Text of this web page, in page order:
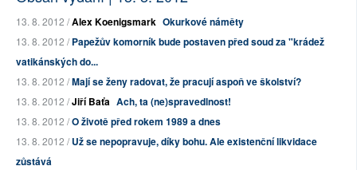
13. 8. 2012 /Alex Koenigsmark Okurkové náměty
13. 8. 2012 /Papežův komorník bude postaven před soud za "krádež
vatikánských do...
13. 8. 2012 /Mají se ženy radovat, že pracují aspoň ve školství?
13. 8. 2012 /Jiří Baťa Ach, ta (ne)spravedlnost!
13. 8. 2012 /O životě před rokem 1989 a dnes
13. 8. 2012 /Už se nepopravuje, díky bohu. Ale existenční likvidace
zůstává